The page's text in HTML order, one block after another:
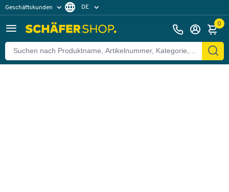
Geschäftskunden DE
0
Zurück